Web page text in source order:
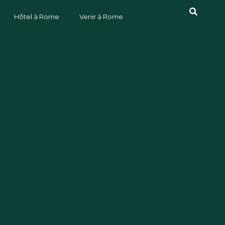
Hôtel à Rome Venir à Rome